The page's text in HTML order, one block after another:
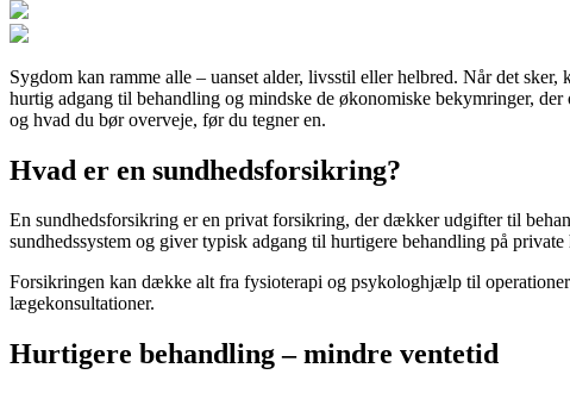
Sygdom kan ramme alle – uanset alder, livsstil eller helbred. Når det
hurtig adgang til behandling og mindske de økonomiske bekymringer,
og hvad du bør overveje, før du tegner en.
Hvad er en sundhedsforsikring?
En sundhedsforsikring er en privat forsikring, der dækker udgifter til
sundhedssystem og giver typisk adgang til hurtigere behandling på
Forsikringen kan dække alt fra fysioterapi og psykologhjælp til
lægekonsultationer.
Hurtigere behandling – mindre ventetid